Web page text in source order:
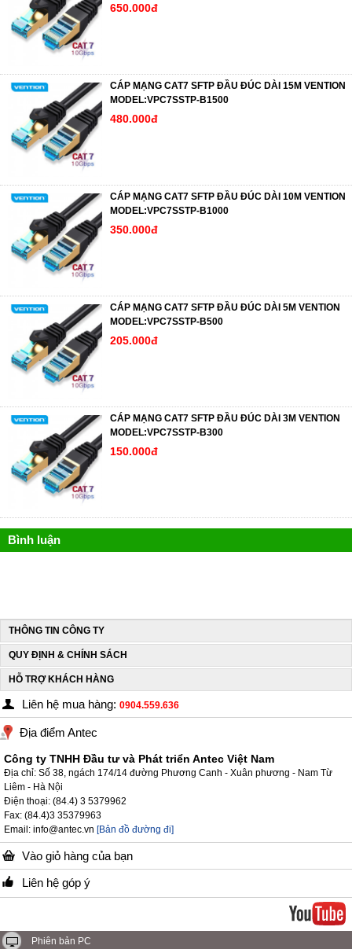
650.000đ
CÁP MẠNG CAT7 SFTP ĐẦU ĐÚC DÀI 15M VENTION
MODEL:VPC7SSTP-B1500
480.000đ
CÁP MẠNG CAT7 SFTP ĐẦU ĐÚC DÀI 10M VENTION
MODEL:VPC7SSTP-B1000
350.000đ
CÁP MẠNG CAT7 SFTP ĐẦU ĐÚC DÀI 5M VENTION
MODEL:VPC7SSTP-B500
205.000đ
CÁP MẠNG CAT7 SFTP ĐẦU ĐÚC DÀI 3M VENTION
MODEL:VPC7SSTP-B300
150.000đ
Bình luận
THÔNG TIN CÔNG TY
QUY ĐỊNH & CHÍNH SÁCH
HỖ TRỢ KHÁCH HÀNG
Liên hệ mua hàng: 0904.559.636
Địa điểm Antec
Công ty TNHH Đầu tư và Phát triển Antec Việt Nam
Địa chỉ: Số 38, ngách 174/14 đường Phương Canh - Xuân phương - Nam Từ
Liêm - Hà Nội
Điện thoại: (84.4) 3 5379962
Fax: (84.4)3 35379963
Email: info@antec.vn [Bản đồ đường đi]
Vào giỏ hàng của bạn
Liên hệ góp ý
Phiên bản PC